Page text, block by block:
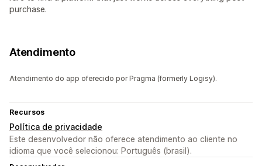
purchase.
Atendimento
Atendimento do app oferecido por Pragma (formerly Logisy).
Recursos
Política de privacidade
Este desenvolvedor não oferece atendimento ao cliente no
idioma que você selecionou: Português (brasil).